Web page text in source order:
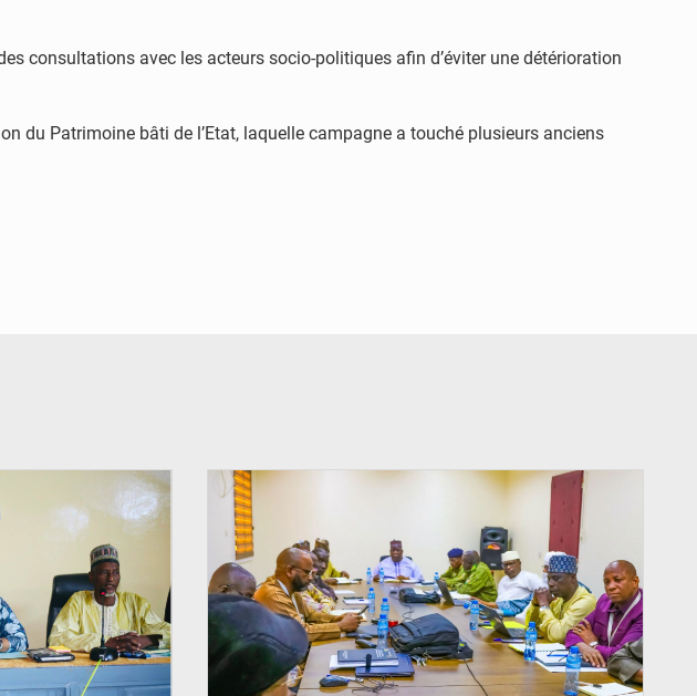
consultations avec les acteurs socio-politiques afin d’éviter une détérioration
du Patrimoine bâti de l’Etat, laquelle campagne a touché plusieurs anciens